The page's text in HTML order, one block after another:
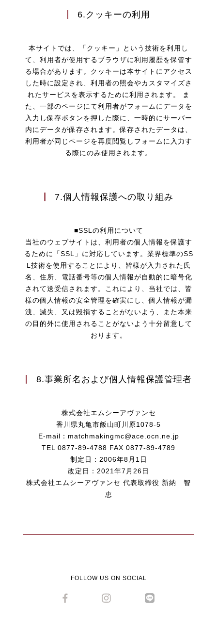
6.クッキーの利用
本サイトでは、「クッキー」という技術を利用し
て、利用者が使用するブラウザに利用履歴を保管す
る場合があります。クッキーは本サイトにアクセス
した時に設定され、利用者の照会やカスタマイズさ
れたサービスを表示するために利用されます。 ま
た、一部のページにて利用者がフォームにデータを
入力し保存ボタンを押した際に、一時的にサーバー
内にデータが保存されます。保存されたデータは、
利用者が同じページを再度閲覧しフォームに入力す
る際にのみ使用されます。
7.個人情報保護への取り組み
■SSLの利用について
当社のウェブサイトは、利用者の個人情報を保護す
るために「SSL」に対応しています。業界標準のSS
L技術を使用することにより、皆様が入力された氏
名、住所、電話番号等の個人情報が自動的に暗号化
されて送受信されます。これにより、当社では、皆
様の個人情報の安全管理を確実にし、個人情報が漏
洩、滅失、又は毀損することがないよう、また本来
の目的外に使用されることがないよう十分留意して
おります。
8.事業所名および個人情報保護管理者
株式会社エムシーアヴァンセ
香川県丸亀市飯山町川原1078-5
E-mail：matchmakingmc@ace.ocn.ne.jp
TEL 0877-89-4788 FAX 0877-89-4789
制定日：2006年8月1日
改定日：2021年7月26日
株式会社エムシーアヴァンセ 代表取締役 新納 智
恵
FOLLOW US ON SOCIAL